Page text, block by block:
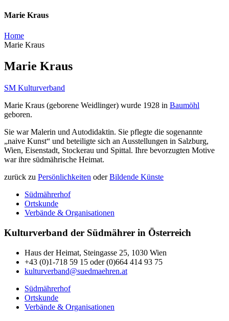
Marie Kraus
Home
Marie Kraus
Marie Kraus
SM Kulturverband
Marie Kraus (geborene Weidlinger) wurde 1928 in Baumöhl
geboren.
Sie war Malerin und Autodidaktin. Sie pflegte die sogenannte
„naive Kunst“ und beteiligte sich an Ausstellungen in Salzburg,
Wien, Eisenstadt, Stockerau und Spittal. Ihre bevorzugten Motive
war ihre südmährische Heimat.
zurück zu Persönlichkeiten oderBildende Künste
Südmährerhof
Ortskunde
Verbände & Organisationen
Kulturverband der Südmährer in Österreich
Haus der Heimat, Steingasse 25, 1030 Wien
+43 (0)1-718 59 15 oder (0)664 414 93 75
kulturverband@suedmaehren.at
Südmährerhof
Ortskunde
Verbände & Organisationen